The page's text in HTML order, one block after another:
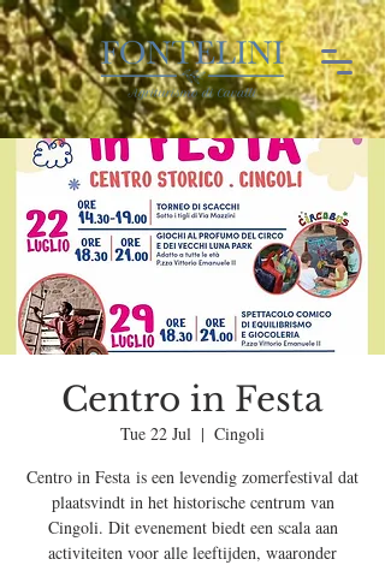
Centro in Festa
Tue 22 Jul
  |
Cingoli
Centro in Festa is een levendig zomerfestival dat
plaatsvindt in het historische centrum van
Cingoli. Dit evenement biedt een scala aan
activiteiten voor alle leeftijden, waaronder